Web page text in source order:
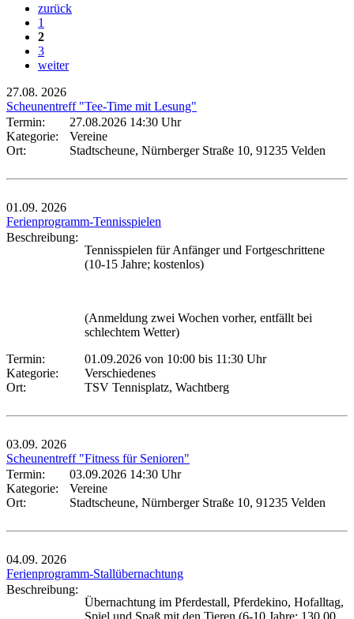
zurück
1
2
3
weiter
27.08. 2026
Scheunentreff "Tee-Time mit Lesung"
Termin:
27.08.2026 14:30 Uhr
Kategorie:
Vereine
Ort:
Stadtscheune, Nürnberger Straße 10, 91235 Velden
01.09. 2026
Ferienprogramm-Tennisspielen
Beschreibung:
Tennisspielen für Anfänger und Fortgeschrittene
(10-15 Jahre; kostenlos)
(Anmeldung zwei Wochen vorher, entfällt bei
schlechtem Wetter)
Termin:
01.09.2026 von 10:00 bis 11:30 Uhr
Kategorie:
Verschiedenes
Ort:
TSV Tennisplatz, Wachtberg
03.09. 2026
Scheunentreff "Fitness für Senioren"
Termin:
03.09.2026 14:30 Uhr
Kategorie:
Vereine
Ort:
Stadtscheune, Nürnberger Straße 10, 91235 Velden
04.09. 2026
Ferienprogramm-Stallübernachtung
Beschreibung:
Übernachtung im Pferdestall, Pferdekino, Hofalltag,
Spiel und Spaß mit den Tieren (6-10 Jahre; 130,00